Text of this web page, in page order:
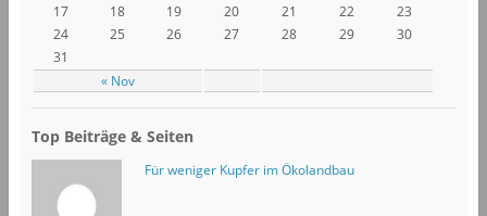
« Nov
17
18 19 20 21 22
23
24
25 26 27 28 29
30
31
Top Beiträge & Seiten
Für weniger Kupfer im Ökolandbau